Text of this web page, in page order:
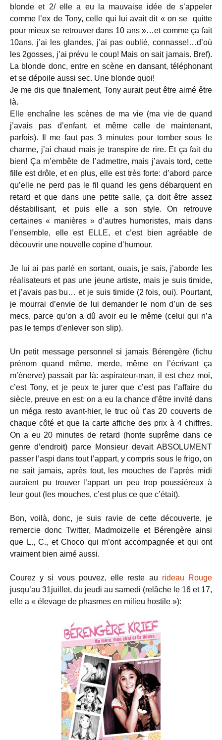
blonde et 2/ elle a eu la mauvaise idée de s’appeler
comme l’ex de Tony, celle qui lui avait dit « on se quitte
pour mieux se retrouver dans 10 ans »…et comme ça fait
10ans, j’ai les glandes, j’ai pas oublié, connasse!…d’où
les 2gosses, j’ai prévu le coup! Mais on sait jamais. Bref).
La blonde donc, entre en scène en dansant, téléphonant
et se dépoile aussi sec. Une blonde quoi!
Je me dis que finalement, Tony aurait peut être aimé être
là.
Elle enchaîne les scènes de ma vie (ma vie de quand
j’avais pas d’enfant, et même celle de maintenant,
parfois). Il me faut pas 3 minutes pour tomber sous le
charme, j’ai chaud mais je transpire de rire. Et ça fait du
bien! Ça m’embête de l’admettre, mais j’avais tord, cette
fille est drôle, et en plus, elle est très forte: d’abord parce
qu’elle ne perd pas le fil quand les gens débarquent en
retard et que dans une petite salle, ça doit être assez
déstabilisant, et puis elle a son style. On retrouve
certaines « manières » d’autres humoristes, mais dans
l’ensemble, elle est ELLE, et c’est bien agréable de
découvrir une nouvelle copine d’humour.
Je lui ai pas parlé en sortant, ouais, je sais, j’aborde les
réalisateurs et pas une jeune artiste, mais je suis timide,
et j’avais pas bu… et je suis timide (2 fois, oui). Pourtant,
je mourrai d’envie de lui demander le nom d’un de ses
mecs, parce qu’on a dû avoir eu le même (celui qui n’a
pas le temps d’enlever son slip).
Un petit message personnel si jamais Bérengère (fichu
prénom quand même, merde, même en l’écrivant ça
m’énerve) passait par là: aspirateur-man, il est chez moi,
c’est Tony, et je peux te jurer que c’est pas l’affaire du
siècle, preuve en est: on a eu la chance d’être invité dans
un méga resto avant-hier, le truc où t’as 20 couverts de
chaque côté et que la carte affiche des prix à 4 chiffres.
On a eu 20 minutes de retard (honte suprême dans ce
genre d’endroit) parce Monsieur devait ABSOLUMENT
passer l’aspi dans tout l’appart, y compris sous le frigo, on
ne sait jamais, après tout, les mouches de l’après midi
auraient pu trouver l’appart un peu trop poussiéreux à
leur gout (les mouches, c’est plus ce que c’était).
Bon, voilà, donc, je suis ravie de cette découverte, je
remercie donc Twitter, Madmoizelle et Bérengère ainsi
que L., C., et Choco qui m’ont accompagnée et qui ont
vraiment bien aimé aussi.
Courez y si vous pouvez, elle reste au rideau Rouge
jusqu’au 31juillet, du jeudi au samedi (relâche le 16 et 17,
elle a « élevage de phasmes en milieu hostile »):